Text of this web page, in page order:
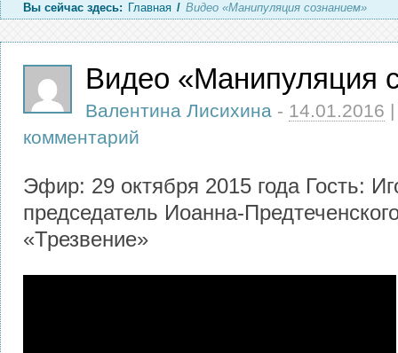
Вы сейчас здесь: Главная / Видео «Манипуляция сознанием»
Видео «Манипуляция
Валентина Лисихина - 14.01.2016
комментарий
Эфир: 29 октября 2015 года Гость:
председатель Иоанна-
«Трезвение»